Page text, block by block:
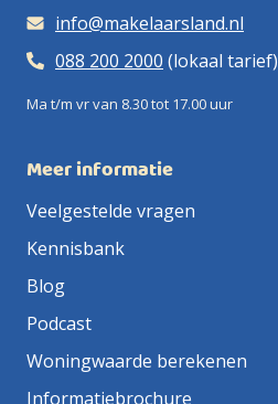
info@makelaarsland.nl
088 200 2000 (lokaal tarief)
Ma t/m vr van 8.30 tot 17.00 uur
Meer informatie
Veelgestelde vragen
Kennisbank
Blog
Podcast
Woningwaarde berekenen
Informatiebrochure